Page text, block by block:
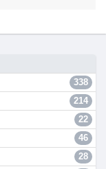
338
214
22
46
28